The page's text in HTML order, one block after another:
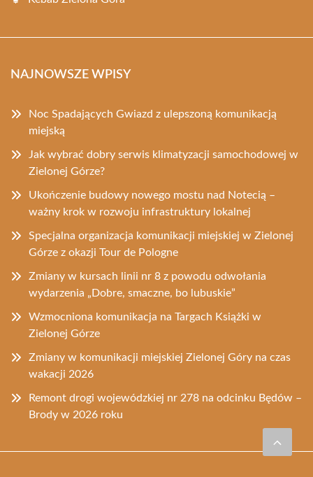
NAJNOWSZE WPISY
Noc Spadających Gwiazd z ulepszoną komunikacją
miejską
Jak wybrać dobry serwis klimatyzacji samochodowej w
Zielonej Górze?
Ukończenie budowy nowego mostu nad Notecią –
ważny krok w rozwoju infrastruktury lokalnej
Specjalna organizacja komunikacji miejskiej w Zielonej
Górze z okazji Tour de Pologne
Zmiany w kursach linii nr 8 z powodu odwołania
wydarzenia „Dobre, smaczne, bo lubuskie”
Wzmocniona komunikacja na Targach Książki w
Zielonej Górze
Zmiany w komunikacji miejskiej Zielonej Góry na czas
wakacji 2026
Remont drogi wojewódzkiej nr 278 na odcinku Będów –
Brody w 2026 roku